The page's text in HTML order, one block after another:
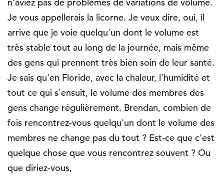
n'aviez pas de problèmes de variations de volume.
Je vous appellerais la licorne. Je veux dire, oui, il
arrive que je voie quelqu'un dont le volume est
très stable tout au long de la journée, mais même
des gens qui prennent très bien soin de leur santé.
Je sais qu'en Floride, avec la chaleur, l'humidité et
tout ce qui s'ensuit, le volume des membres des
gens change régulièrement. Brendan, combien de
fois rencontrez-vous quelqu'un dont le volume des
membres ne change pas du tout ? Est-ce que c'est
quelque chose que vous rencontrez souvent ? Ou
que diriez-vous,